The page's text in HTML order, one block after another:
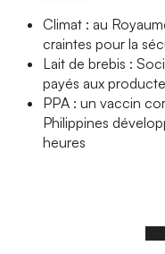
Climat : au
craintes pour la
Lait de brebis :
payés aux
PPA : un vaccin
Philippines
heures